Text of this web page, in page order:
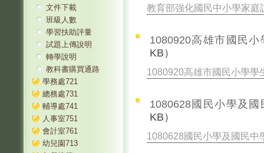
文件下載
班級人數
學習扶助評量
試題上傳說明
轉學說明
教科書購買通路
學務處721
總務處731
輔導處741
人事室751
會計室761
幼兒園713
教育部強化國民中小學家
1080920高雄市國民
KB）
1080920高雄市國民小學
1080628國民小學及
KB）
1080628國民小學及國民